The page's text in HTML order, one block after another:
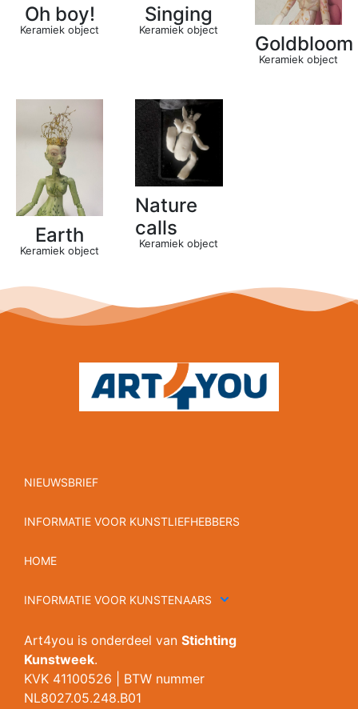
Oh boy!
Keramiek object
Singing
Keramiek object
Goldbloom
Keramiek object
Earth
Keramiek object
Nature
calls
Keramiek object
NIEUWSBRIEF
INFORMATIE VOOR KUNSTLIEFHEBBERS
HOME
INFORMATIE VOOR KUNSTENAARS
Art4you is onderdeel van Stichting
Kunstweek.
KVK 41100526 | BTW nummer
NL8027.05.248.B01